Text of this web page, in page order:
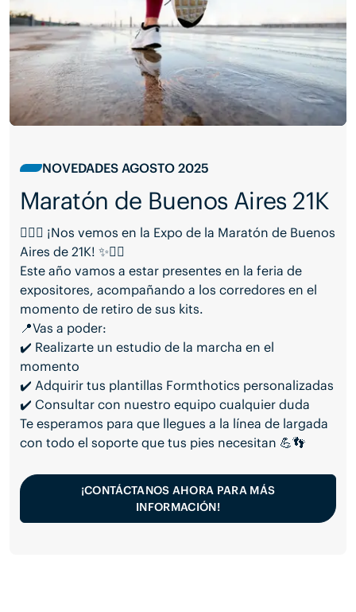
NOVEDADES AGOSTO 2025
Maratón de Buenos Aires 21K
🏃‍♂️✨ ¡Nos vemos en la Expo de la Maratón de Buenos
Aires de 21K! ✨🏃‍♀️
Este año vamos a estar presentes en la feria de
expositores, acompañando a los corredores en el
momento de retiro de sus kits.
📍Vas a poder:
✔️ Realizarte un estudio de la marcha en el
momento
✔️ Adquirir tus plantillas Formthotics personalizadas
✔️ Consultar con nuestro equipo cualquier duda
Te esperamos para que llegues a la línea de largada
con todo el soporte que tus pies necesitan 💪👣
¡CONTÁCTANOS AHORA PARA MÁS
INFORMACIÓN!